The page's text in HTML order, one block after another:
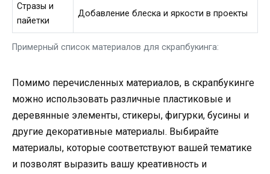
Примерный список материалов для скрапбукинга:
Стразы и
пайетки
Добавление блеска и яркости в проекты
Помимо перечисленных материалов, в скрапбукинге
можно использовать различные пластиковые и
деревянные элементы, стикеры, фигурки, бусины и
другие декоративные материалы. Выбирайте
материалы, которые соответствуют вашей тематике
и позволят выразить вашу креативность и